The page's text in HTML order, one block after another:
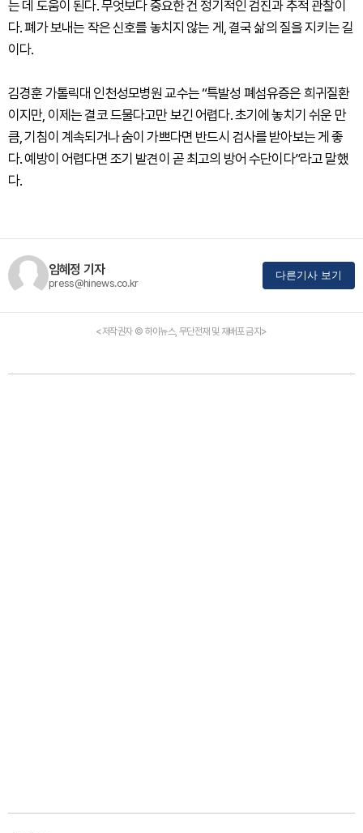
는 데 도움이 된다. 무엇보다 중요한 건 정기적인 검진과 추적 관찰이
다. 폐가 보내는 작은 신호를 놓치지 않는 게, 결국 삶의 질을 지키는 길
이다.
김경훈 가톨릭대 인천성모병원 교수는 “특발성 폐섬유증은 희귀질환
이지만, 이제는 결코 드물다고만 보긴 어렵다. 초기에 놓치기 쉬운 만
큼, 기침이 계속되거나 숨이 가쁘다면 반드시 검사를 받아보는 게 좋
다. 예방이 어렵다면 조기 발견이 곧 최고의 방어 수단이다”라고 말했
다.
임혜정 기자
press@hinews.co.kr
다른기사 보기
<저작권자 © 하이뉴스, 무단전재 및 재배포 금지>